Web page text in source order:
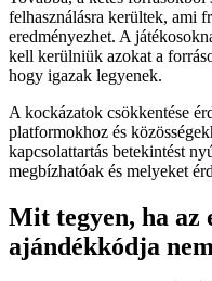
felhasználásra kerültek, ami
eredményezhet. A
kell kerülniük azokat a
hogy igazak legyenek.
A kockázatok csökkentése
platformokhoz és
kapcsolattartás betekintést
megbízhatóak és melyeket
Mit tegyen, ha az
ajándékkódja